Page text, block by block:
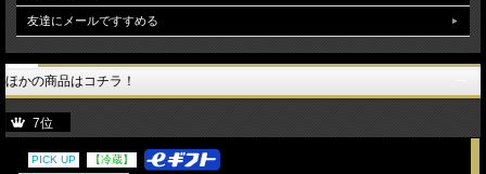
友達にメールですすめる
ほかの商品はコチラ！
7位
PICK UP 【冷蔵】